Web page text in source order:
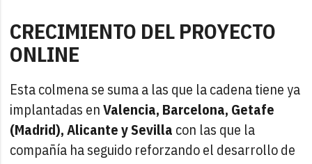
CRECIMIENTO DEL PROYECTO
ONLINE
Esta colmena se suma a las que la cadena tiene ya
implantadas enValencia, Barcelona, Getafe
(Madrid), Alicante y Sevilla con las que la
compañía ha seguido reforzando el desarrollo de